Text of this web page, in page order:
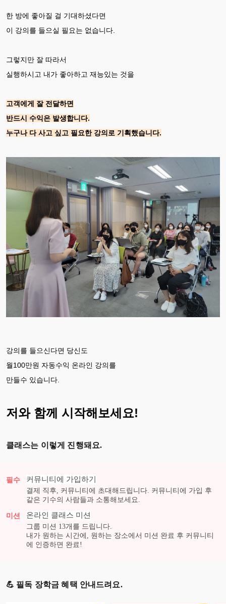
한 방에 좋아질 걸 기대하셨다면
이 강의를 들으실 필요는 없습니다.
그렇지만 잘 따라서
실행하시고 내가 좋아하고 재능있는 것을
고객에게 잘 전달하면
반드시 수익은 발생합니다.
누구나 다 사고 싶고 필요한 강의로 기획했습니다.
강의를 들으신다면 당신도
월100만원 자동수익 온라인 강의를
만들수 있습니다.
저와 함께 시작해보세요!
클래스는 이렇게 진행돼요.
필수 커뮤니티에 가입하기
결제 직후, 커뮤니티에 초대해드립니다. 커뮤니티에 가입 후
같은 기수의 사람들과 소통해보세요.
미션 온라인 클래스 미션
그룹 미션 13개를 드립니다.
내가 원하는 시간에, 원하는 장소에서 미션 완료 후 커뮤니티
에 인증하면 완료!
💪 필독 장학금 혜택 안내드려요.